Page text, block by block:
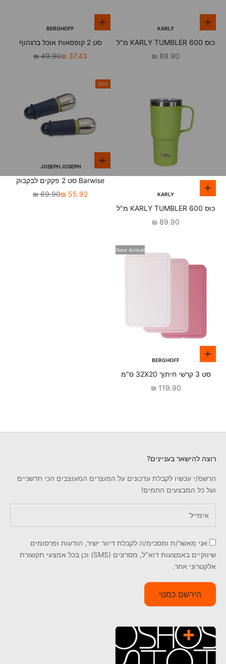
הוספה לסל KARLY
כוס KARLY TUMBLER 600 מ"ל
ורוד
מחיר מבצע
89.90 ₪
הוספה לסלBERGHOFF
סט 2 קופסאות אוכל ברגהוף
מחיר מבצע
37.43 ₪ מחיר רגיל
49.90 ₪
הוספה לסל KARLY
כוס KARLY TUMBLER 600 מ"ל
ירוק
מחיר מבצע
89.90 ₪
20%
הוספה לסלJOSEPH JOSEPH
Barwise סט 2 פקקים לבקבוק
מחיר מבצע
55.92 ₪ מחיר רגיל
69.90 ₪
New Arrival
הוספה לסלBERGHOFF
סט 3 קרשי חיתוך 32X20 ס"מ
מחיר מבצע
119.90 ₪
רוצה להישאר בעניינים?
הרשמ/י עכשיו לקבלת עדכונים על המוצרים המעוצבים הכי חדשניים
ועל כל המבצעים החמים!
אני מאשר/ת ומסכימ/ה לקבלת דיוור ישיר, הודעות ופרסומים
שיווקיים באמצעות דוא"ל, מסרונים (SMS) וכן בכל אמצעי תקשורת
אלקטרוני אחר.
הירשם כמנוי